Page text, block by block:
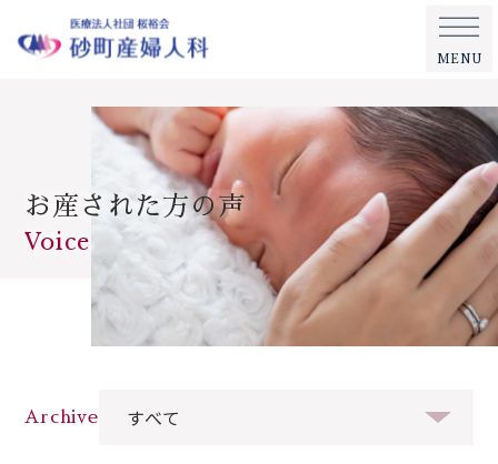
MENU
お産された方の声
Voice
Archive